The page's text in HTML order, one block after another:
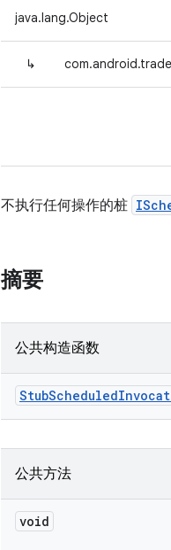
java.lang.Object
↳
不执行任何操作的桩
摘要
公共构造函数
StubScheduled
公共方法
void